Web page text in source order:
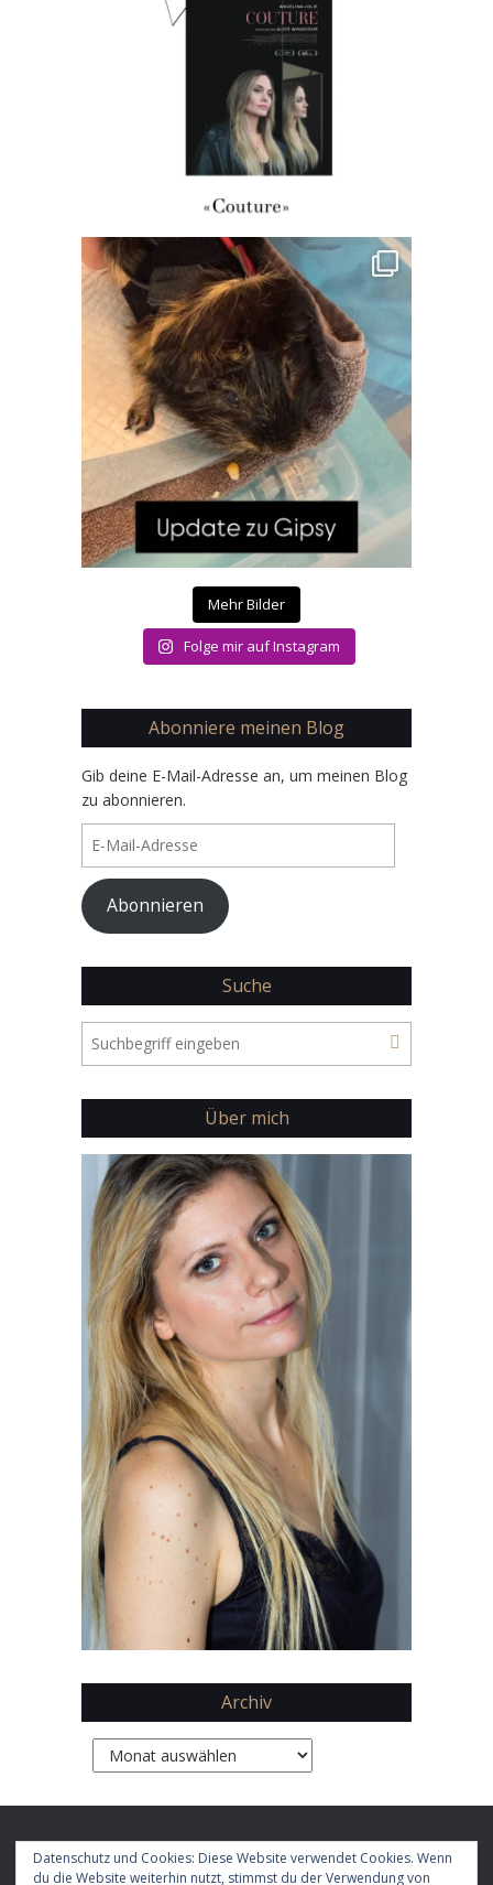
Mehr Bilder
Folge mir auf Instagram
Abonniere meinen Blog
Gib deine E-Mail-Adresse an, um meinen Blog
zu abonnieren.
Mail-
Adresse
Abonnieren
Suche
Über mich
Archiv
Archiv
Copyright 2026 by Daphne Chaimovitz
Datenschutz und Cookies: Diese Website verwendet Cookies. Wenn
du die Website weiterhin nutzt, stimmst du der Verwendung von